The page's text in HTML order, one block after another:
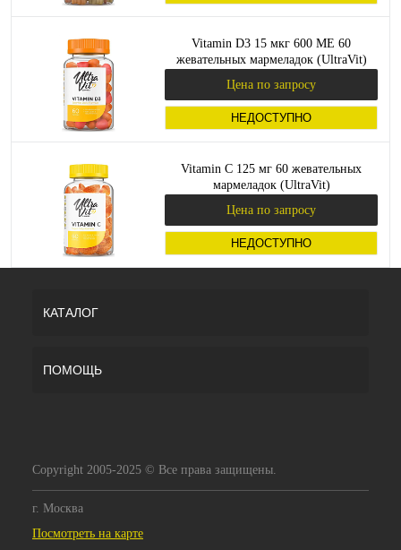
Vitamin D3 15 мкг 600 ME 60
жевательных мармеладок (UltraVit)
Цена по запросу
НЕДОСТУПНО
Vitamin C 125 мг 60 жевательных
мармеладок (UltraVit)
Цена по запросу
НЕДОСТУПНО
КАТАЛОГ
ПОМОЩЬ
Copyright 2005-2025 © Все права защищены.
г. Москва
Посмотреть на карте